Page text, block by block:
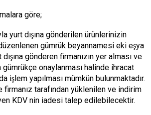
göre;
yurt dışına gönderilen ürünlerinizin
gümrük beyannamesi eki eşya
gönderen firmanızın yer alması ve
gümrükçe onaylanması halinde ihracat
işlem yapılması mümkün bulunmaktadır.
tarafından yüklenilen ve indirim
KDV nin iadesi talep edilebilecektir.